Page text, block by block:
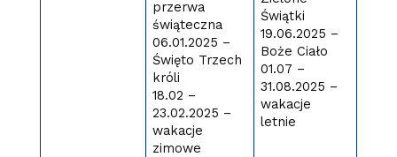
przerwa
świąteczna
06.01.2025 –
Święto Trzech
króli
18.02 –
23.02.2025 –
wakacje
zimowe
Świątki
19.06.2025 –
Boże Ciało
01.07 –
31.08.2025 –
wakacje
letnie